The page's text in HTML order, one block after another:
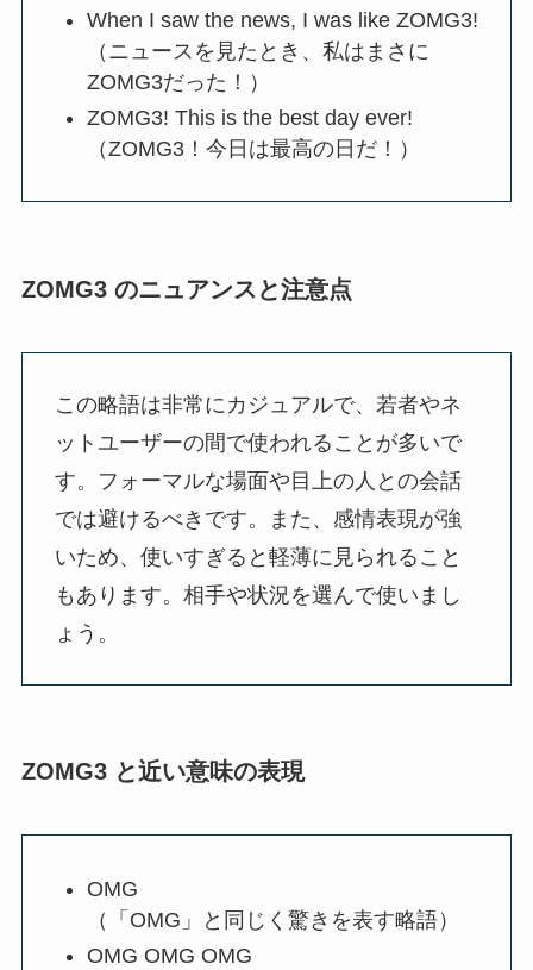
When I saw the news, I was like ZOMG3!
（ニュースを見たとき、私はまさに
ZOMG3だった！）
ZOMG3! This is the best day ever!
（ZOMG3！今日は最高の日だ！）
ZOMG3 のニュアンスと注意点
この略語は非常にカジュアルで、若者やネ
ットユーザーの間で使われることが多いで
す。フォーマルな場面や目上の人との会話
では避けるべきです。また、感情表現が強
いため、使いすぎると軽薄に見られること
もあります。相手や状況を選んで使いまし
ょう。
ZOMG3 と近い意味の表現
OMG
（「OMG」と同じく驚きを表す略語）
OMG OMG OMG